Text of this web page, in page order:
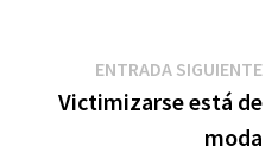
ENTRADA SIGUIENTE
Victimizarse está de
moda